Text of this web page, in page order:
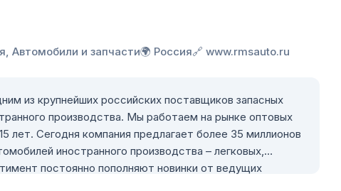
Автомобили и запчасти🌍 Россия🔗 www.rmsauto.ru
Мы работаем на рынке оптовых
лет. Сегодня компания предлагает более 35 миллионов
иностранного производства – легковых,
постоянно пополняют новинки от ведущих
Авто» выстроила прочные партнерские отношения с